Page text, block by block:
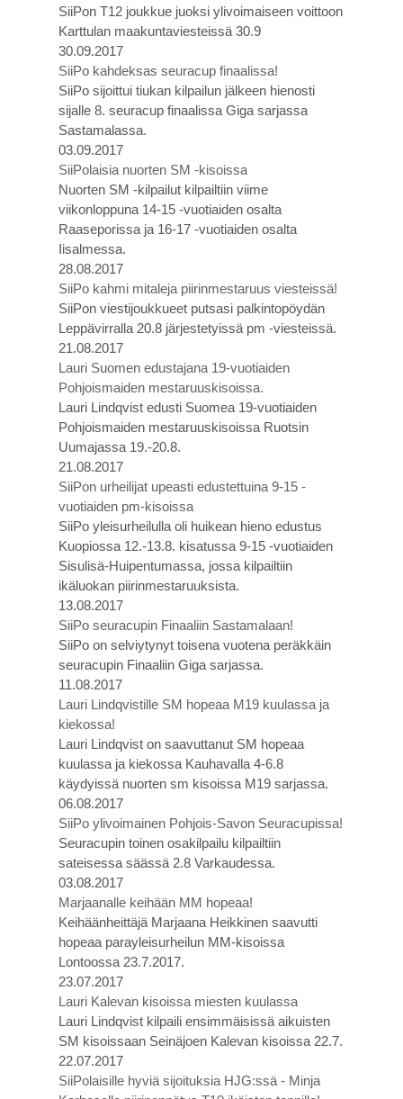
SiiPon T12 joukkue juoksi ylivoimaiseen voittoon
Karttulan maakuntaviesteissä 30.9
30.09.2017
SiiPo kahdeksas seuracup finaalissa!
SiiPo sijoittui tiukan kilpailun jälkeen hienosti
sijalle 8. seuracup finaalissa Giga sarjassa
Sastamalassa.
03.09.2017
SiiPolaisia nuorten SM -kisoissa
Nuorten SM -kilpailut kilpailtiin viime
viikonloppuna 14-15 -vuotiaiden osalta
Raaseporissa ja 16-17 -vuotiaiden osalta
Iisalmessa.
28.08.2017
SiiPo kahmi mitaleja piirinmestaruus viesteissä!
SiiPon viestijoukkueet putsasi palkintopöydän
Leppävirralla 20.8 järjestetyissä pm -viesteissä.
21.08.2017
Lauri Suomen edustajana 19-vuotiaiden
Pohjoismaiden mestaruuskisoissa.
Lauri Lindqvist edusti Suomea 19-vuotiaiden
Pohjoismaiden mestaruuskisoissa Ruotsin
Uumajassa 19.-20.8.
21.08.2017
SiiPon urheilijat upeasti edustettuina 9-15 -
vuotiaiden pm-kisoissa
SiiPo yleisurheilulla oli huikean hieno edustus
Kuopiossa 12.-13.8. kisatussa 9-15 -vuotiaiden
Sisulisä-Huipentumassa, jossa kilpailtiin
ikäluokan piirinmestaruuksista.
13.08.2017
SiiPo seuracupin Finaaliin Sastamalaan!
SiiPo on selviytynyt toisena vuotena peräkkäin
seuracupin Finaaliin Giga sarjassa.
11.08.2017
Lauri Lindqvistille SM hopeaa M19 kuulassa ja
kiekossa!
Lauri Lindqvist on saavuttanut SM hopeaa
kuulassa ja kiekossa Kauhavalla 4-6.8
käydyissä nuorten sm kisoissa M19 sarjassa.
06.08.2017
SiiPo ylivoimainen Pohjois-Savon Seuracupissa!
Seuracupin toinen osakilpailu kilpailtiin
sateisessa säässä 2.8 Varkaudessa.
03.08.2017
Marjaanalle keihään MM hopeaa!
Keihäänheittäjä Marjaana Heikkinen saavutti
hopeaa parayleisurheilun MM-kisoissa
Lontoossa 23.7.2017.
23.07.2017
Lauri Kalevan kisoissa miesten kuulassa
Lauri Lindqvist kilpaili ensimmäisissä aikuisten
SM kisoissaan Seinäjoen Kalevan kisoissa 22.7.
22.07.2017
SiiPolaisille hyviä sijoituksia HJG:ssä - Minja